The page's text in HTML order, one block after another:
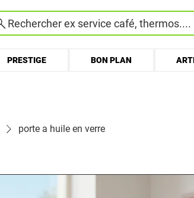
Rechercher ex service café, thermos....
PRESTIGE BON PLAN
porte a huile en verre